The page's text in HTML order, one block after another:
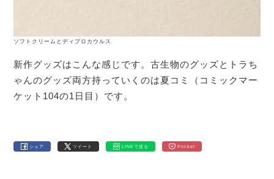
ソフトクリームとディプロカウルス
新作グッズはこんな感じです。古生物のグッズとトラち
ゃんのグッズ両方持っていくのは夏コミ（コミックマー
ケット104の1日目）です。
シェア ツイート LINEで送る Pocket